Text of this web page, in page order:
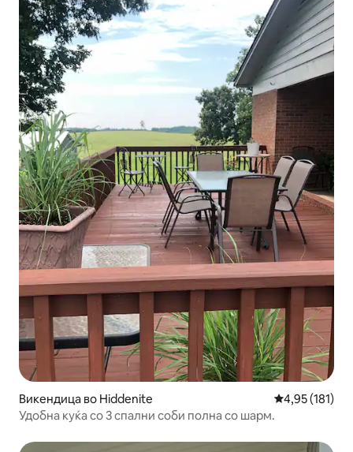
Викендица во Hiddenite Просечна
4,95 (181)
Удобна куќа со 3 спални соби полна со шарм.